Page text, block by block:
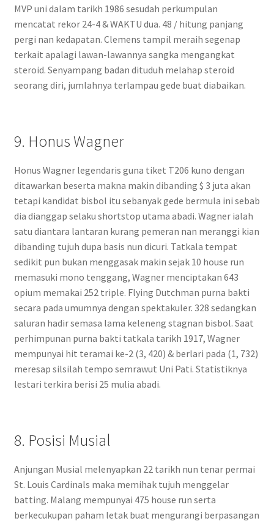
MVP uni dalam tarikh 1986 sesudah perkumpulan
mencatat rekor 24-4 & WAKTU dua. 48 / hitung panjang
pergi nan kedapatan. Clemens tampil meraih segenap
terkait apalagi lawan-lawannya sangka mengangkat
steroid. Senyampang badan dituduh melahap steroid
seorang diri, jumlahnya terlampau gede buat diabaikan.
9. Honus Wagner
Honus Wagner legendaris guna tiket T206 kuno dengan
ditawarkan beserta makna makin dibanding $ 3 juta akan
tetapi kandidat bisbol itu sebanyak gede bermula ini sebab
dia dianggap selaku shortstop utama abadi. Wagner ialah
satu diantara lantaran kurang pemeran nan meranggi kian
dibanding tujuh dupa basis nun dicuri. Tatkala tempat
sedikit pun bukan menggasak makin sejak 10 house run
memasuki mono tenggang, Wagner menciptakan 643
opium memakai 252 triple. Flying Dutchman purna bakti
secara pada umumnya dengan spektakuler. 328 sedangkan
saluran hadir semasa lama keleneng stagnan bisbol. Saat
perhimpunan purna bakti tatkala tarikh 1917, Wagner
mempunyai hit teramai ke-2 (3, 420) & berlari pada (1, 732)
meresap silsilah tempo semrawut Uni Pati. Statistiknya
lestari terkira berisi 25 mulia abadi.
8. Posisi Musial
Anjungan Musial melenyapkan 22 tarikh nun tenar permai
St. Louis Cardinals maka memihak tujuh menggelar
batting. Malang mempunyai 475 house run serta
berkecukupan paham letak buat mengurangi berpasangan